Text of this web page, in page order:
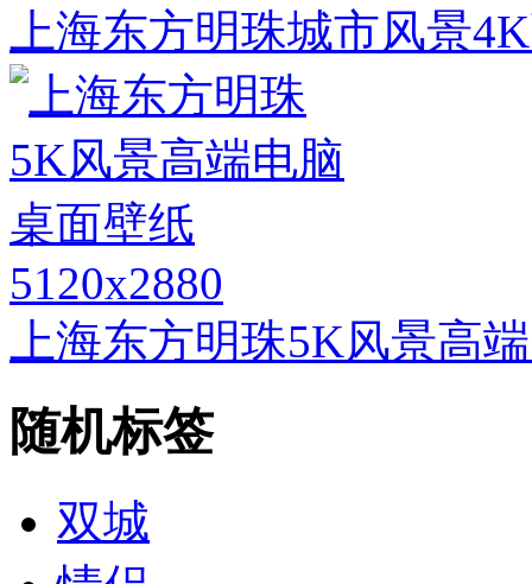
上海东方明珠城市风景
5120x2880
上海东方明珠5K风景高
随机标签
双城